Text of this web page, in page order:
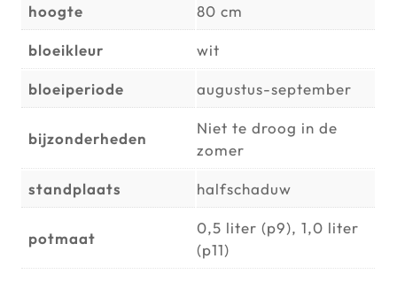
hoogte 80 cm
bloeikleur wit
bloeiperiode augustus-september
bijzonderheden
Niet te droog in de
zomer
standplaats halfschaduw
potmaat
0,5 liter (p9), 1,0 liter
(p11)